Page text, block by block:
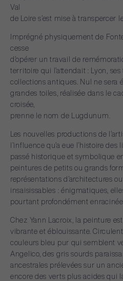
Val
de
Loire s’est mise à transpercer
Imprégné physiquement de
cesse
d’opérer un travail de
territoire qui l’attendait : Lyon, ses
collections antiques. Nul ne sera
grandes toiles, réalisée dans le
croisée,
prenne le nom de Lugdunum.
Les nouvelles productions de
l’influence qu’a eue l’histoire des
passé historique et symbolique
peintures de petits ou grands
représentations d’architectures
insaisissables : énigmatiques,
pourtant profondément
Chez Yann Lacroix, la peinture est
vibrante et éblouissante. Circulent
couleurs bleu pur qui semblent
Angelico, des gris sourds
ancestrales prélevées sur un
encore des verts plus acides qui